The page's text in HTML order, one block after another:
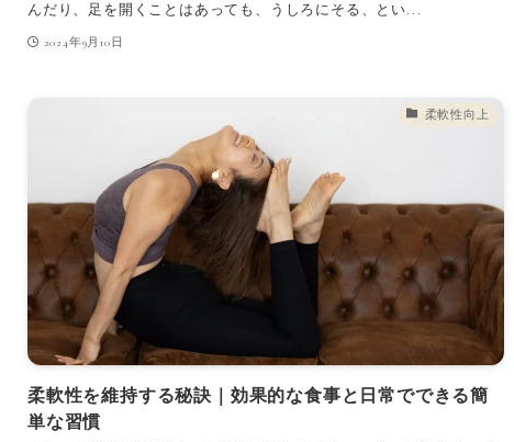
んだり、足を開くことはあっても、うしろにそる、とい...
2024年9月10日
柔軟性向上
柔軟性を維持する秘訣｜効果的な食事と日常でできる簡
単な習慣